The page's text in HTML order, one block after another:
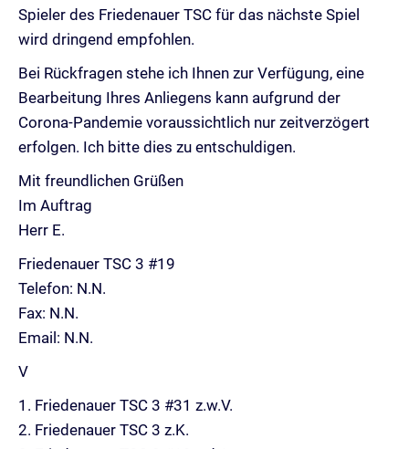
Spieler des Friedenauer TSC für das nächste Spiel
wird dringend empfohlen.
Bei Rückfragen stehe ich Ihnen zur Verfügung, eine
Bearbeitung Ihres Anliegens kann aufgrund der
Corona-Pandemie voraussichtlich nur zeitverzögert
erfolgen. Ich bitte dies zu entschuldigen.
Mit freundlichen Grüßen
Im Auftrag
Herr E.
Friedenauer TSC 3 #19
Telefon: N.N.
Fax: N.N.
Email: N.N.
V
1. Friedenauer TSC 3 #31 z.w.V.
2. Friedenauer TSC 3 z.K.